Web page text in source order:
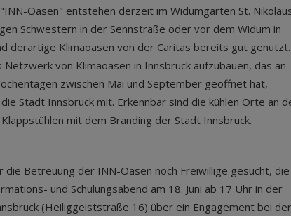
Oasen" entstehen derzeit im Widumgarten St.
Schwestern in der Sennstraße oder vor dem Widum in
derartige Klimaoasen von der Caritas bereits gut genutzt.
Netzwerk von Klimaoasen in Innsbruck aufzubauen, das an
zwischen Mai und September geöffnet hat,
Stadt Innsbruck mit. Erkennbar sind die kühlen Orte an
mit dem Branding der Stadt Innsbruck.
die Betreuung der INN-Oasen noch Freiwillige gesucht, die
und Schulungsabend am 18. Juni ab 17 Uhr in der
(Heiliggeiststraße 16) über ein Engagement bei der